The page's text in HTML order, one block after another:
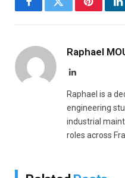
FacebookTwitterPinterest
Raphael
LinkedIn
Raphael is a
engineering
industrial
roles across